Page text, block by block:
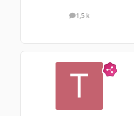
1,5 k
messages